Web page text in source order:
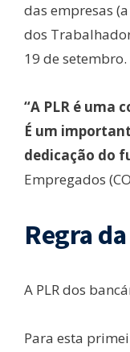
das empresas
dos
19 de setembro.
“A PLR é uma
É um
dedicação do
Empregados
Regra
A PLR dos
Para esta